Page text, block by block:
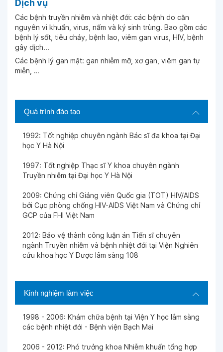
Dịch vụ
Các bệnh truyền nhiễm và nhiệt đới: các bệnh do căn
nguyên vi khuẩn, virus, nấm và ký sinh trùng. Bao gồm các
bệnh lý sốt, tiêu chảy, bệnh lao, viêm gan virus, HIV, bệnh
gây dịch...
Các bệnh lý gan mật: gan nhiễm mỡ, xơ gan, viêm gan tự
miễn, …
Quá trình đào tạo
1992: Tốt nghiệp chuyên ngành Bác sĩ đa khoa tại Đại
học Y Hà Nội
1997: Tốt nghiệp Thạc sĩ Y khoa chuyên ngành
Truyền nhiễm tại Đại học Y Hà Nội
2009: Chứng chỉ Giảng viên Quốc gia (TOT) HIV/AIDS
bởi Cục phòng chống HIV-AIDS Việt Nam và Chứng chỉ
GCP của FHI Việt Nam
2012: Bảo vệ thành công luận án Tiến sĩ chuyên
ngành Truyền nhiễm và bệnh nhiệt đới tại Viện Nghiên
cứu khoa học Y Dược lâm sàng 108
Kinh nghiệm làm việc
1998 - 2006: Khám chữa bệnh tại Viện Y học lâm sàng
các bệnh nhiệt đới - Bệnh viện Bạch Mai
2006 - 2012: Phó trưởng khoa Nhiễm khuẩn tổng hợp
Ngày 21-01-2026
Ngày 19-01-2026
Ngày 22-12-2025
Ngày 17-12-2025
Ngày 04-12-2025